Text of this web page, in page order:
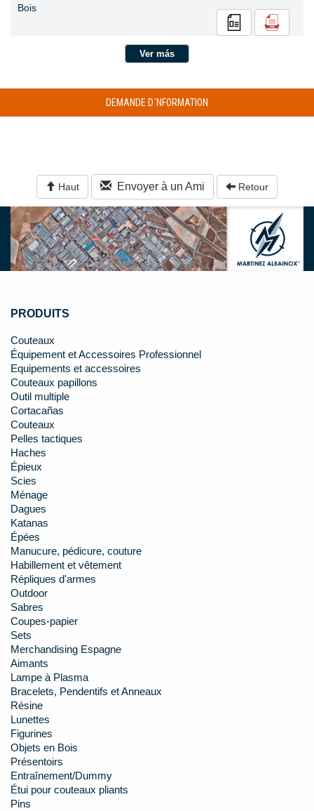
Bois
Ver más
DEMANDE D´NFORMATION
Haut Envoyer à un Ami Retour
PRODUITS
Couteaux
Équipement et Accessoires Professionnel
Equipements et accessoires
Couteaux papillons
Outil multiple
Cortacañas
Couteaux
Pelles tactiques
Haches
Épieux
Scies
Ménage
Dagues
Katanas
Épées
Manucure, pédicure, couture
Habillement et vêtement
Répliques d'armes
Outdoor
Sabres
Coupes-papier
Sets
Merchandising Espagne
Aimants
Lampe à Plasma
Bracelets, Pendentifs et Anneaux
Résine
Lunettes
Figurines
Objets en Bois
Présentoirs
Entraînement/Dummy
Étui pour couteaux pliants
Pins